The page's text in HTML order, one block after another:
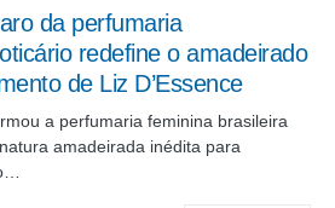
da perfumaria
redefine o amadeirado
de Liz D’Essence
a perfumaria feminina brasileira
amadeirada inédita para